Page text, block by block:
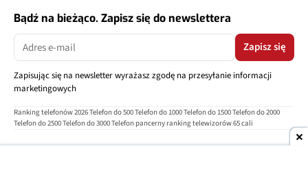
Bądź na bieżąco. Zapisz się do newslettera
Zapisz się
Zapisując się na newsletter wyrażasz zgodę na przesyłanie informacji
marketingowych
Ranking telefonów 2026Telefon do 500Telefon do 1000Telefon do 1500Telefon do 2000
Telefon do 2500Telefon do 3000Telefon pancerny ranking telewizorów 65 cali